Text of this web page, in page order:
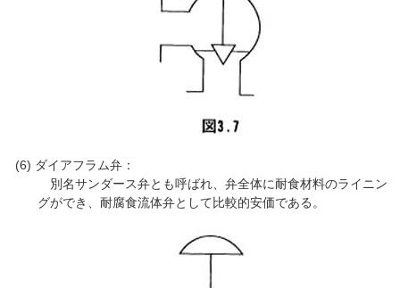
ダイアフラム弁：
別名サンダース弁とも呼ばれ、弁全体に耐食材料のライニン
グができ、耐腐食流体弁として比較的安価である。